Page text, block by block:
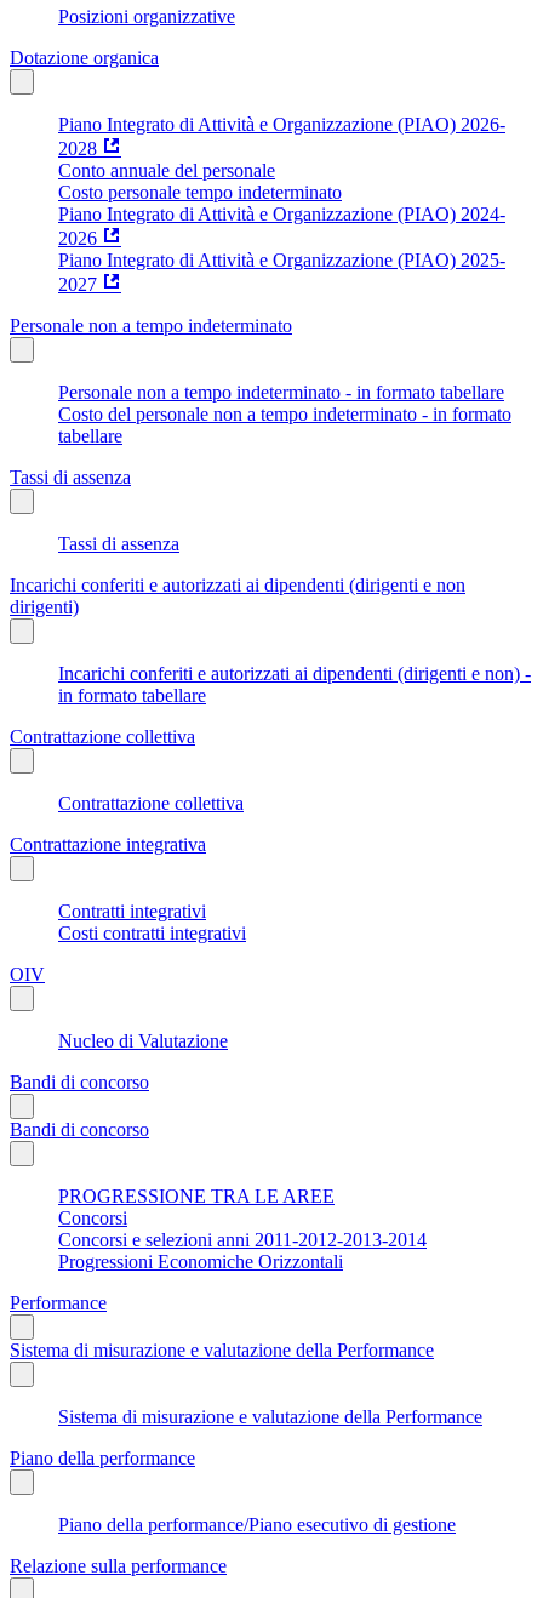
Posizioni organizzative
Dotazione organica
Piano Integrato di Attività e Organizzazione (PIAO) 2026-
2028
Conto annuale del personale
Costo personale tempo indeterminato
Piano Integrato di Attività e Organizzazione (PIAO) 2024-
2026
Piano Integrato di Attività e Organizzazione (PIAO) 2025-
2027
Personale non a tempo indeterminato
Personale non a tempo indeterminato - in formato tabellare
Costo del personale non a tempo indeterminato - in formato
tabellare
Tassi di assenza
Tassi di assenza
Incarichi conferiti e autorizzati ai dipendenti (dirigenti e non
dirigenti)
Incarichi conferiti e autorizzati ai dipendenti (dirigenti e non) -
in formato tabellare
Contrattazione collettiva
Contrattazione collettiva
Contrattazione integrativa
Contratti integrativi
Costi contratti integrativi
OIV
Nucleo di Valutazione
Bandi di concorso
Bandi di concorso
PROGRESSIONE TRA LE AREE
Concorsi
Concorsi e selezioni anni 2011-2012-2013-2014
Progressioni Economiche Orizzontali
Performance
Sistema di misurazione e valutazione della Performance
Sistema di misurazione e valutazione della Performance
Piano della performance
Piano della performance/Piano esecutivo di gestione
Relazione sulla performance